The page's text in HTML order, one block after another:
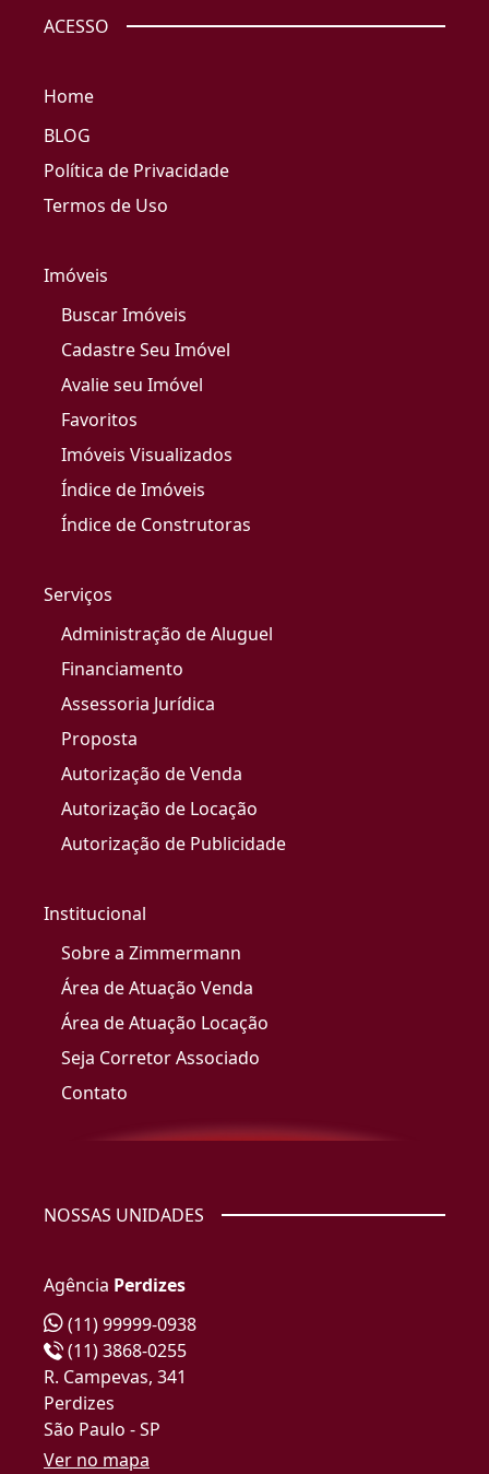
ACESSO
Home
BLOG
Política de Privacidade
Termos de Uso
Imóveis
Buscar Imóveis
Cadastre Seu Imóvel
Avalie seu Imóvel
Favoritos
Imóveis Visualizados
Índice de Imóveis
Índice de Construtoras
Serviços
Administração de Aluguel
Financiamento
Assessoria Jurídica
Proposta
Autorização de Venda
Autorização de Locação
Autorização de Publicidade
Institucional
Sobre a Zimmermann
Área de Atuação Venda
Área de Atuação Locação
Seja Corretor Associado
Contato
NOSSAS UNIDADES
Agência Perdizes
(11) 99999-0938
(11) 3868-0255
R. Campevas, 341
Perdizes
São Paulo - SP
Ver no mapa